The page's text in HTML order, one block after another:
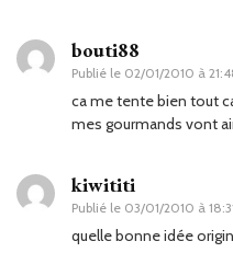
bouti88
Publié le 02/01/2010 à
ca me tente bien tout
mes gourmands vont
kiwititi
Publié le 03/01/2010 à
quelle bonne idée